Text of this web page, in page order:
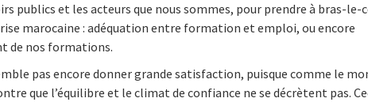
publics et les acteurs que nous sommes, pour prendre à bras-le-
marocaine : adéquation entre formation et emploi, ou encore
de nos formations.
pas encore donner grande satisfaction, puisque comme le
que l’équilibre et le climat de confiance ne se décrètent pas.